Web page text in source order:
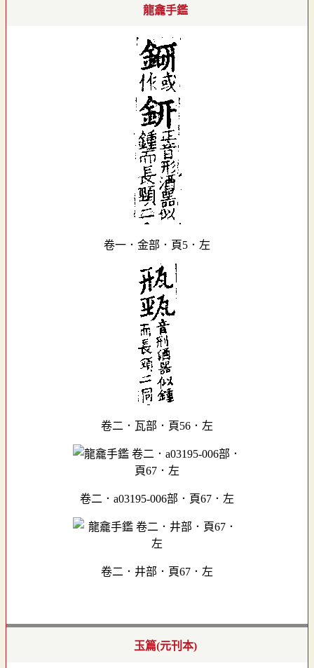
龍龕手鑑
卷一．金部．頁5．左
卷二．瓦部．頁56．左
卷二．a03195-006部．頁67．左
卷二．井部．頁67．左
玉篇(元刊本)